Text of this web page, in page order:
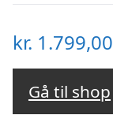
kr. 1.799,00
Gå til shop